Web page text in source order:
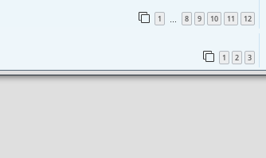
1 … 8 9 10 11 12
1 2 3